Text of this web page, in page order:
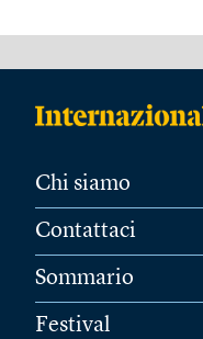
Chi siamo
Contattaci
Sommario
Festival